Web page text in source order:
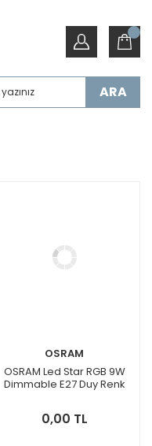
ARA
OSRAM
OSRAM Led Star RGB 9W
Dimmable E27 Duy Renk
0,00 TL